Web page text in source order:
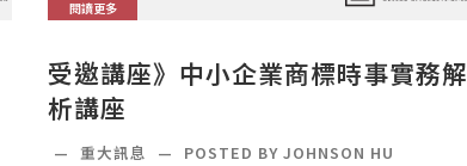
閱讀更多
受邀講座》中小企業商標時事實務解
析講座
— 重大訊息 — POSTED BY JOHNSON HU